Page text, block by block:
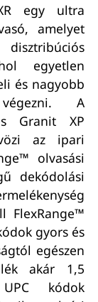
egy ultra
amelyet
egyetlen
és nagyobb
végezni. A
Granit XP
az ipari
olvasási
dekódolási
FlexRange™
gyors és
egészen
akár 1,5
kódok